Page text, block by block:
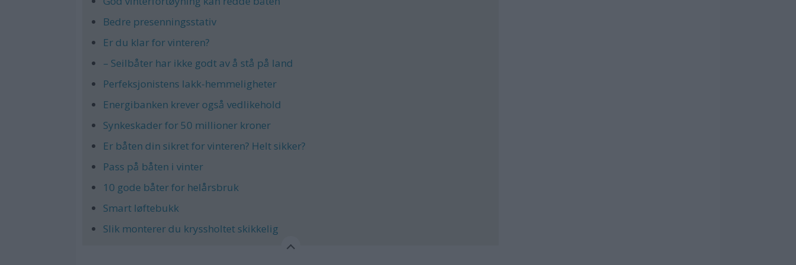
Bedre presenningsstativ
Er du klar for vinteren?
– Seilbåter har ikke godt av å stå på land
Perfeksjonistens lakk-hemmeligheter
Energibanken krever også vedlikehold
Synkeskader for 50 millioner kroner
Er båten din sikret for vinteren? Helt sikker?
Pass på båten i vinter
10 gode båter for helårsbruk
Smart løftebukk
Slik monterer du kryssholtet skikkelig